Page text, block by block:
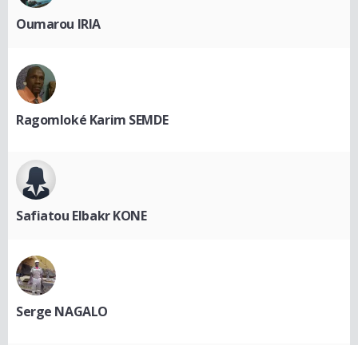
Oumarou IRIA
Ragomloké Karim SEMDE
Safiatou Elbakr KONE
Serge NAGALO